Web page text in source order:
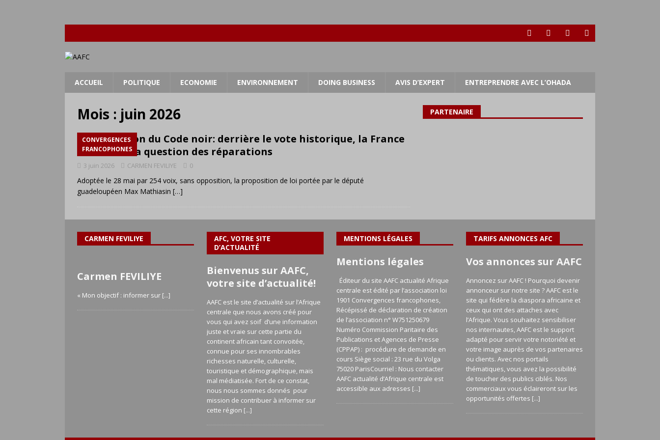
ACCUEIL POLITIQUE ECONOMIE ENVIRONNEMENT DOING BUSINESS AVIS D’EXPERT ENTREPRENDRE AVEC L’OHADA
Mois : juin 2026
CONVERGENCES
FRANCOPHONES
Abrogation du Code noir: derrière le vote historique, la France
fait face à la question des réparations
3 juin 2026 CARMEN FEVILIYE 0
Adoptée le 28 mai par 254 voix, sans opposition, la proposition de loi portée par le député
guadeloupéen Max Mathiasin […]
PARTENAIRE
CARMEN FEVILIYE
Carmen FEVILIYE
« Mon objectif : informer sur [...]
AFC, VOTRE SITE
D’ACTUALITÉ
Bienvenus sur AAFC,
votre site d’actualité!
AAFC est le site d’actualité sur l’Afrique
centrale que nous avons créé pour
vous qui avez soif d’une information
juste et vraie sur cette partie du
continent africain tant convoitée,
connue pour ses innombrables
richesses naturelle, culturelle,
touristique et démographique, mais
mal médiatisée. Fort de ce constat,
nous nous sommes donnés pour
mission de contribuer à informer sur
cette région [...]
MENTIONS LÉGALES
Mentions légales
Éditeur du site AAFC actualité Afrique
centrale est édité par l’association loi
1901 Convergences francophones,
Récépissé de déclaration de création
de l’association n° W751250679
Numéro Commission Paritaire des
Publications et Agences de Presse
(CPPAP) : procédure de demande en
cours Siège social : 23 rue du Volga
75020 ParisCourriel : Nous contacter
AAFC actualité d’Afrique centrale est
accessible aux adresses [...]
TARIFS ANNONCES AFC
Vos annonces sur AAFC
Annoncez sur AAFC ! Pourquoi devenir
annonceur sur notre site ? AAFC est le
site qui fédère la diaspora africaine et
ceux qui ont des attaches avec
l’Afrique. Vous souhaitez sensibiliser
nos internautes, AAFC est le support
adapté pour servir votre notoriété et
votre image auprès de vos partenaires
ou clients. Avec nos portails
thématiques, vous avez la possibilité
de toucher des publics ciblés. Nos
commerciaux vous éclaireront sur les
opportunités offertes [...]